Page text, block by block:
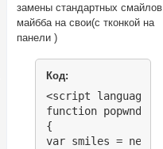
замены стандартных смайлов
майбба на свои(с тконкой на
панели )
Код:
<script
function popwnd()
{
var smiles = new